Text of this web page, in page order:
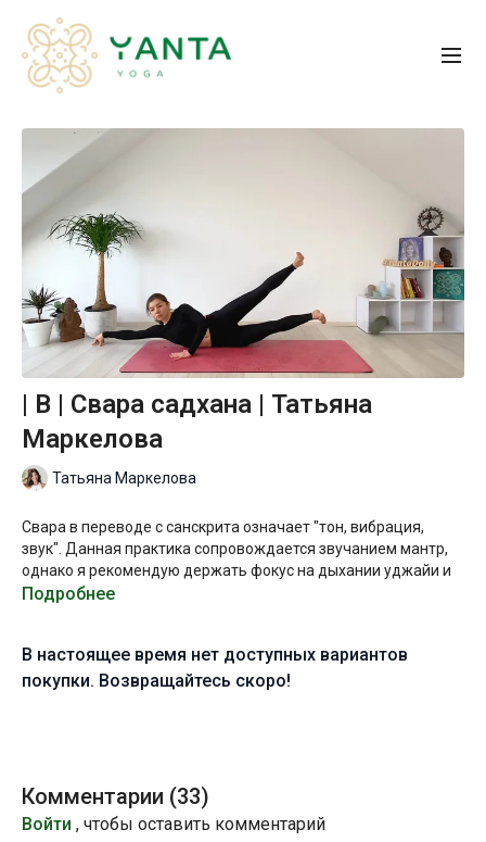
| B | Свара садхана | Татьяна
Маркелова
Татьяна Маркелова
Свара в переводе с санскрита означает "тон, вибрация,
звук". Данная практика сопровождается звучанием мантр,
однако я рекомендую держать фокус на дыхании уджайи и
на движении диафрагмы. Шипящее дыхание,
образом.
большого значения отстройкам и мышечным усилиям, вы
сможете открыть для себя новую грань практики йоги и
ощутить трансформирующий потенциал метанавыка,
Подробнее
В настоящее время нет доступных вариантов
покупки. Возвращайтесь скоро!
Комментарии (33)
Войти , чтобы оставить комментарий